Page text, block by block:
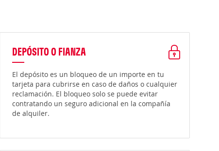
DEPÓSITO O FIANZA
El depósito es un bloqueo de un importe en tu
tarjeta para cubrirse en caso de daños o cualquier
reclamación. El bloqueo solo se puede evitar
contratando un seguro adicional en la compañía
de alquiler.